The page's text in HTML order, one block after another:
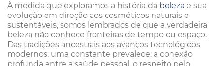
À medida que exploramos a história da beleza e sua
evolução em direção aos cosméticos naturais e
sustentáveis, somos lembrados de que a verdadeira
beleza não conhece fronteiras de tempo ou espaço.
Das tradições ancestrais aos avanços tecnológicos
modernos, uma constante prevalece: a conexão
profunda entre a saúde pessoal, o respeito pelo